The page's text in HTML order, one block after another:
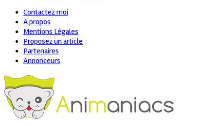
Contactez moi
A propos
Mentions Légales
Proposez un article
Partenaires
Annonceurs